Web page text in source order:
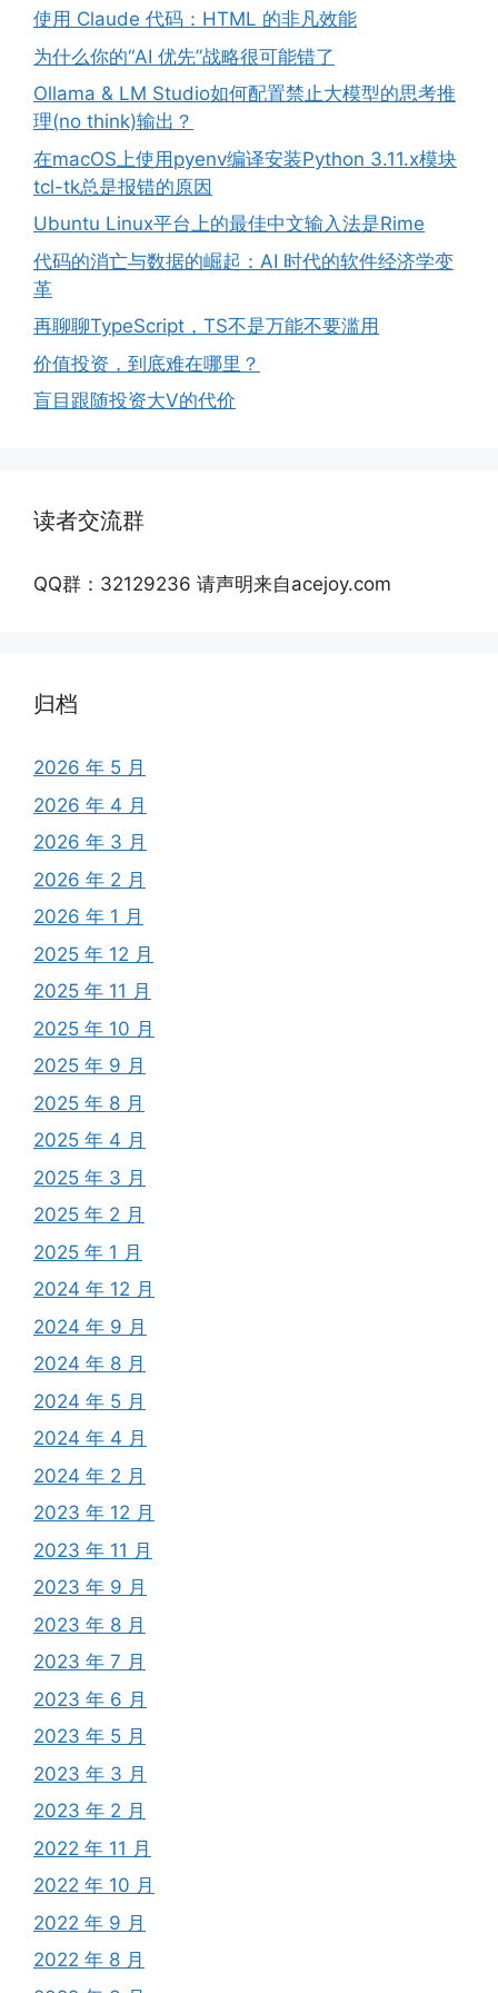
使用 Claude 代码：HTML 的非凡效能
为什么你的“AI 优先”战略很可能错了
Ollama & LM Studio如何配置禁止大模型的思考推
理(no think)输出？
在macOS上使用pyenv编译安装Python 3.11.x模块
tcl-tk总是报错的原因
Ubuntu Linux平台上的最佳中文输入法是Rime
代码的消亡与数据的崛起：AI 时代的软件经济学变
革
再聊聊TypeScript，TS不是万能不要滥用
价值投资，到底难在哪里？
盲目跟随投资大V的代价
读者交流群
QQ群：32129236 请声明来自acejoy.com
归档
2026 年 5 月
2026 年 4 月
2026 年 3 月
2026 年 2 月
2026 年 1 月
2025 年 12 月
2025 年 11 月
2025 年 10 月
2025 年 9 月
2025 年 8 月
2025 年 4 月
2025 年 3 月
2025 年 2 月
2025 年 1 月
2024 年 12 月
2024 年 9 月
2024 年 8 月
2024 年 5 月
2024 年 4 月
2024 年 2 月
2023 年 12 月
2023 年 11 月
2023 年 9 月
2023 年 8 月
2023 年 7 月
2023 年 6 月
2023 年 5 月
2023 年 3 月
2023 年 2 月
2022 年 11 月
2022 年 10 月
2022 年 9 月
2022 年 8 月